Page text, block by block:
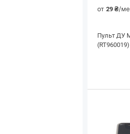
от 29 ₴/
Пульт ДУ
(RT960019)